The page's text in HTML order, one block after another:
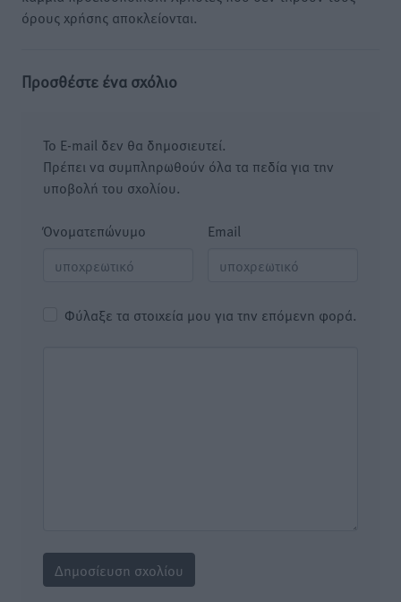
όρους χρήσης αποκλείονται.
Προσθέστε ένα σχόλιο
Το E-mail δεν θα δημοσιευτεί.
Πρέπει να συμπληρωθούν όλα τα πεδία για την
υποβολή του σχολίου.
Όνοματεπώνυμο Email
Φύλαξε τα στοιχεία μου για την επόμενη φορά.